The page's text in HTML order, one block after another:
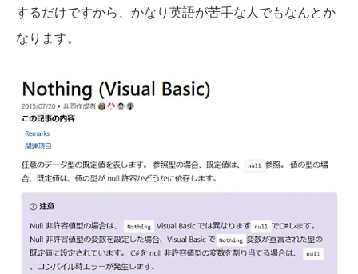
するだけですから、かなり英語が苦手な人でもなんとか
なります。